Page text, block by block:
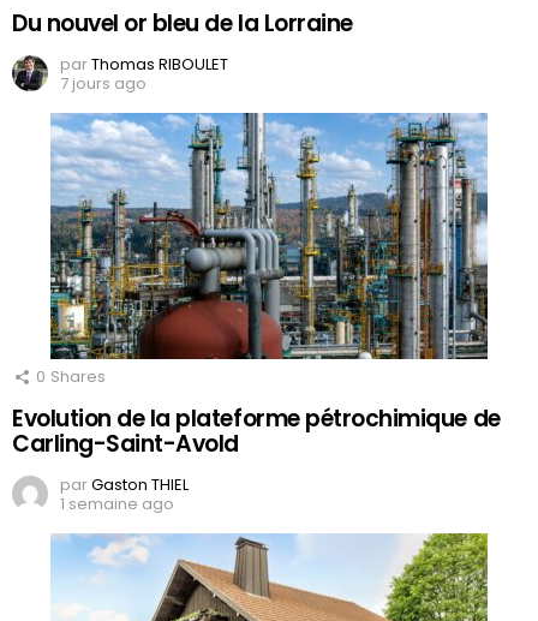
Du nouvel or bleu de la Lorraine
parThomas RIBOULET
7 jours ago
0 Shares
Evolution de la plateforme pétrochimique de
Carling-Saint-Avold
parGaston THIEL
1 semaine ago